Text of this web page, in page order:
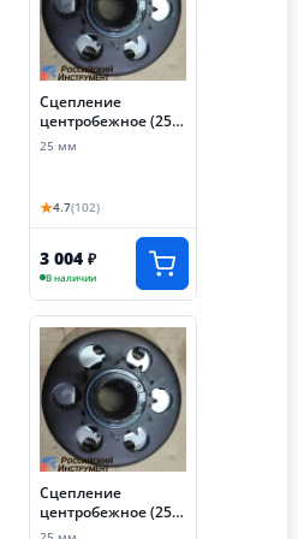
Сцепление
центробежное (25
мм, звезда 420-14T)
25 мм
★4.7(102)
3 004 ₽
В наличии
Сцепление
центробежное (25
мм, звезда 428-14T)